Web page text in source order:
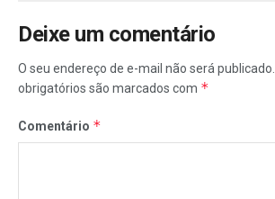
Deixe um comentário
O seu endereço de e-mail não será publicado.
obrigatórios são marcados com *
Comentário *